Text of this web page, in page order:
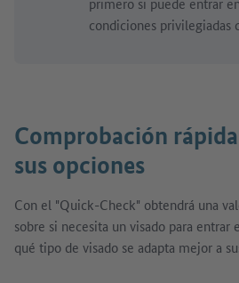
condiciones privilegiadas
Comprobación
sus opciones
Con el "Quick-Check" obtendrá una
sobre si necesita un visado para entrar
qué tipo de visado se adapta mejor a